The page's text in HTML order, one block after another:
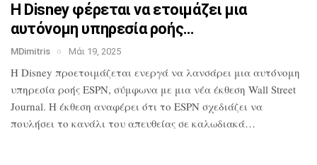
Η Disney φέρεται να ετοιμάζει μια
αυτόνομη υπηρεσία ροής…
MDimitris Μάι 19, 2025
Η Disney προετοιμάζεται ενεργά να λανσάρει μια αυτόνομη
υπηρεσία ροής ESPN, σύμφωνα με μια νέα έκθεση Wall Street
Journal. Η έκθεση αναφέρει ότι το ESPN σχεδιάζει να
πουλήσει το κανάλι του απευθείας σε καλωδιακά…